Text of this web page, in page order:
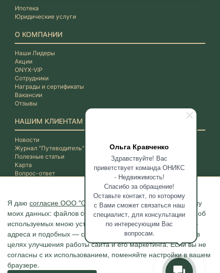
Ольга Кравченко
Здравствуйте! Вас
приветствует команда ОНИКС
- Недвижимость!
Спасибо за обращение!
Оставьте контакт, по которому
с Вами сможет связаться наш
специалист, для консультации
по интересующим Вас
вопросам.
Я даю согласие ООО "ОНИКС-Недвижимость"на обработку
моих данных: файлов cookie, сведений о моих действиях, об
используемых мною устройствах, даты и время сессии, IP-
адреса и подобных — с помощью метрических программ в
целях улучшения работы сайта и его маркетинга. Если вы не
согласны с их использованием, поменяйте настройки в вашем
браузере.
Ипотека
Юридические услуги
О КОМПАНИИ
Наши Лидеры
Акции
ONYX-VIP
Сотрудники
Награды и сертификаты
Вакансии
Отзывы
НАШИМ КЛИЕНТАМ
Новости
Журнал "Путеводитель"
Полезные статьи
Карта
Вопрос-ответ